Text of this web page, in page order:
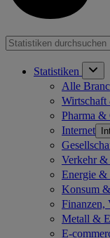
Statistiken
Alle
Pharma &
Internet
Verkehr
Energie
Konsum
Finanzen,
Metall &
E-